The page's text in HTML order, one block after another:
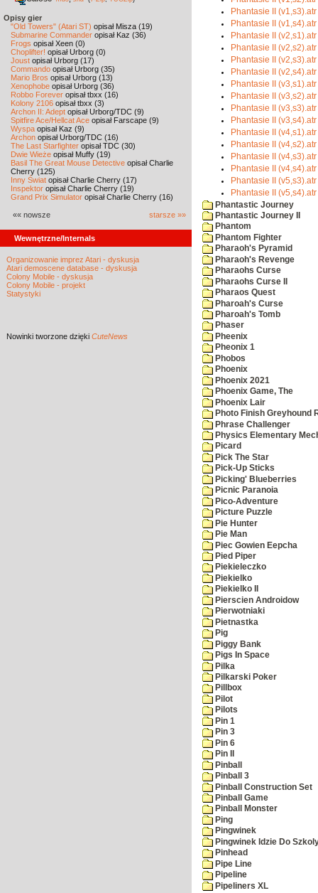
Opisy gier
"Old Towers" (Atari ST) opisał Misza (19)
Submarine Commander opisał Kaz (36)
Frogs opisał Xeen (0)
Choplifter! opisał Urborg (0)
Joust opisał Urborg (17)
Commando opisał Urborg (35)
Mario Bros opisał Urborg (13)
Xenophobe opisał Urborg (36)
Robbo Forever opisał tbxx (16)
Kolony 2106 opisał tbxx (3)
Archon II: Adept opisał Urborg/TDC (9)
Spitfire Ace/Hellcat Ace opisał Farscape (9)
Wyspa opisał Kaz (9)
Archon opisał Urborg/TDC (16)
The Last Starfighter opisał TDC (30)
Dwie Wieże opisał Muffy (19)
Basil The Great Mouse Detective opisał Charlie
Cherry (125)
Inny Świat opisał Charlie Cherry (17)
Inspektor opisał Charlie Cherry (19)
Grand Prix Simulator opisał Charlie Cherry (16)
«« nowsze starsze »»
Wewnętrzne/Internals
Organizowanie imprez Atari - dyskusja
Atari demoscene database - dyskusja
Colony Mobile - dyskusja
Colony Mobile - projekt
Statystyki
Nowinki tworzone dzięki CuteNews
Phantasie II (v1,s3).atr
Phantasie II (v1,s4).atr
Phantasie II (v2,s1).atr
Phantasie II (v2,s2).atr
Phantasie II (v2,s3).atr
Phantasie II (v2,s4).atr
Phantasie II (v3,s1).atr
Phantasie II (v3,s2).atr
Phantasie II (v3,s3).atr
Phantasie II (v3,s4).atr
Phantasie II (v4,s1).atr
Phantasie II (v4,s2).atr
Phantasie II (v4,s3).atr
Phantasie II (v4,s4).atr
Phantasie II (v5,s3).atr
Phantasie II (v5,s4).atr
Phantastic Journey
Phantastic Journey II
Phantom
Phantom Fighter
Pharaoh's Pyramid
Pharaoh's Revenge
Pharaohs Curse
Pharaohs Curse II
Pharaos Quest
Pharoah's Curse
Pharoah's Tomb
Phaser
Pheenix
Pheonix 1
Phobos
Phoenix
Phoenix 2021
Phoenix Game, The
Phoenix Lair
Photo Finish Greyhound
Phrase Challenger
Physics Elementary
Picard
Pick The Star
Pick-Up Sticks
Picking' Blueberries
Picnic Paranoia
Pico-Adventure
Picture Puzzle
Pie Hunter
Pie Man
Piec Gowien Eepcha
Pied Piper
Piekieleczko
Piekielko
Piekielko II
Pierscien Androidow
Pierwotniaki
Pietnastka
Pig
Piggy Bank
Pigs In Space
Pilka
Pilkarski Poker
Pillbox
Pilot
Pilots
Pin 1
Pin 3
Pin 6
Pin II
Pinball
Pinball 3
Pinball Construction Set
Pinball Game
Pinball Monster
Ping
Pingwinek
Pingwinek Idzie Do
Pinhead
Pipe Line
Pipeline
Pipeliners XL